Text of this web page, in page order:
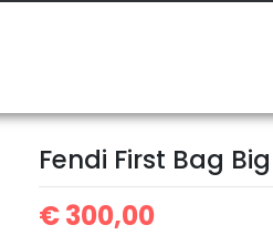
Fendi First Bag Big
€300,00